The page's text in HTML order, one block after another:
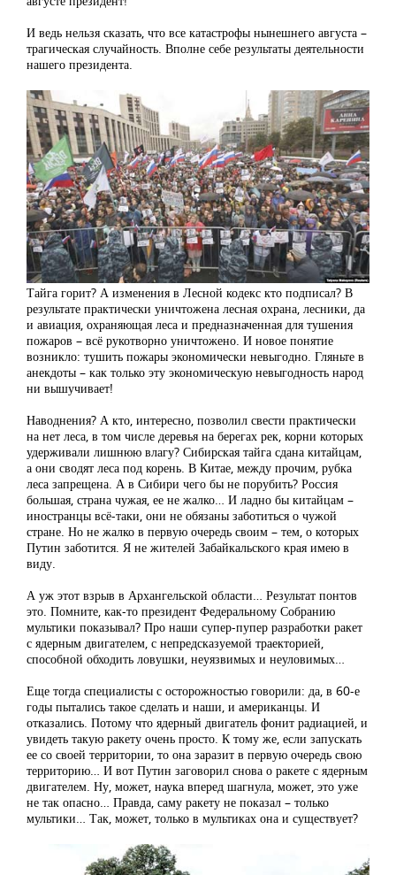
И ведь нельзя сказать, что все катастрофы нынешнего августа –
трагическая случайность. Вполне себе результаты деятельности
нашего президента.
Тайга горит? А изменения в Лесной кодекс кто подписал? В
результате практически уничтожена лесная охрана, лесники, да
и авиация, охраняющая леса и предназначенная для тушения
пожаров – всё рукотворно уничтожено. И новое понятие
возникло: тушить пожары экономически невыгодно. Гляньте в
анекдоты – как только эту экономическую невыгодность народ
ни вышучивает!
Наводнения? А кто, интересно, позволил свести практически
на нет леса, в том числе деревья на берегах рек, корни которых
удерживали лишнюю влагу? Сибирская тайга сдана китайцам,
а они сводят леса под корень. В Китае, между прочим, рубка
леса запрещена. А в Сибири чего бы не порубить? Россия
большая, страна чужая, ее не жалко… И ладно бы китайцам –
иностранцы всё-таки, они не обязаны заботиться о чужой
стране. Но не жалко в первую очередь своим – тем, о которых
Путин заботится. Я не жителей Забайкальского края имею в
виду.
А уж этот взрыв в Архангельской области… Результат понтов
это. Помните, как-то президент Федеральному Собранию
мультики показывал? Про наши супер-пупер разработки ракет
с ядерным двигателем, с непредсказуемой траекторией,
способной обходить ловушки, неуязвимых и неуловимых…
Еще тогда специалисты с осторожностью говорили: да, в 60-е
годы пытались такое сделать и наши, и американцы. И
отказались. Потому что ядерный двигатель фонит радиацией, и
увидеть такую ракету очень просто. К тому же, если запускать
ее со своей территории, то она заразит в первую очередь свою
территорию… И вот Путин заговорил снова о ракете с ядерным
двигателем. Ну, может, наука вперед шагнула, может, это уже
не так опасно… Правда, саму ракету не показал – только
мультики… Так, может, только в мультиках она и существует?